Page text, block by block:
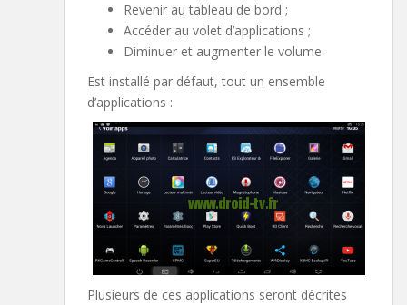
Revenir au tableau de bord ;
Accéder au volet d’applications ;
Diminuer et augmenter le volume.
Est installé par défaut, tout un ensemble
d’applications :
Plusieurs de ces applications seront décrites